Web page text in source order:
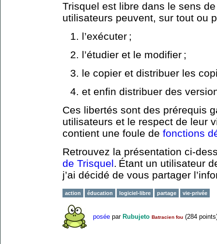
Trisquel est libre dans le sens
utilisateurs peuvent, sur tout ou
l’exécuter ;
l’étudier et le modifier ;
le copier et distribuer les
et enfin distribuer des
Ces libertés sont des prérequis
utilisateurs et le respect de leur
contient une foule de fonctions
Retrouvez la présentation ci-
de Trisquel. Étant un utilisateur
j’ai décidé de vous partager
action éducation logiciel-libre partage vie-privée
posée par Rubujeto Batracien fou (284